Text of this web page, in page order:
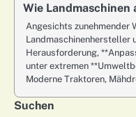
Wie
Angesichts zunehmender
Landmaschinenhersteller
Herausforderung,
unter extremen
Moderne Traktoren,
Suchen